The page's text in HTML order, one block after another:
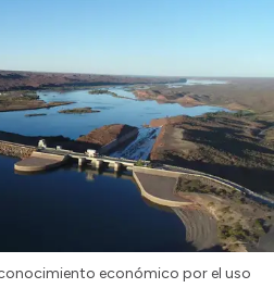
económico por el uso